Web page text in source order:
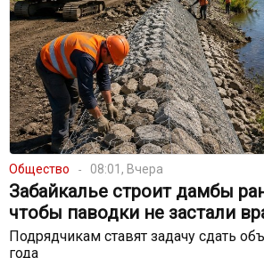
Общество 08:01, Вчера
Забайкалье строит дамбы
чтобы паводки не застали
Подрядчикам ставят задачу сдать
года